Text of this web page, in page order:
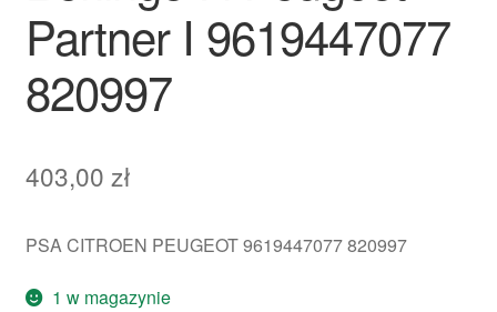
Partner I 9619447077
820997
403,00 zł
PSA CITROEN PEUGEOT 9619447077 820997
1 w magazynie